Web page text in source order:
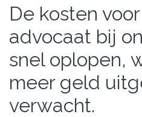
De kosten
advocaat bij
snel oplopen,
meer geld
verwacht.